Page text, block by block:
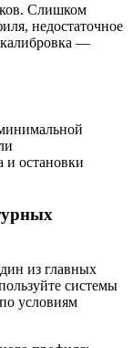
Слишком
недостаточное
—
остановки
из главных
системы
условиям